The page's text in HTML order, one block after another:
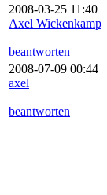
2008-03-25 11:40
Axel Wickenkamp
beantworten
2008-07-09 00:44
axel
beantworten